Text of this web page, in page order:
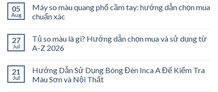
05
Aug
Máy so màu quang phổ cầm tay: hướng dẫn chọn mua
chuẩn xác
27
Jul
Tủ so màu là gì? Hướng dẫn chọn mua và sử dụng từ
A-Z 2026
21
Jul
Hướng Dẫn Sử Dụng Bóng Đèn Inca A Để Kiểm Tra
Màu Sơn và Nội Thất